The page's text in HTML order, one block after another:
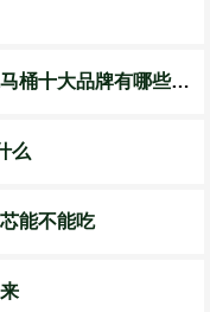
抽水马桶有哪些十大品牌看过来抽水马桶十大品牌有哪些看过来
么
能不能吃